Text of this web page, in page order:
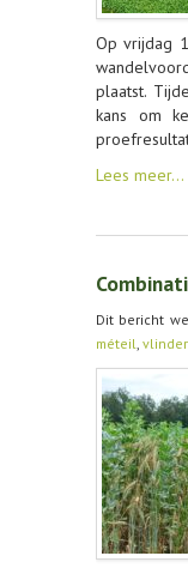
Op vrijdag
plaatst.
kans om
Lees meer…
Dit bericht
méteil,